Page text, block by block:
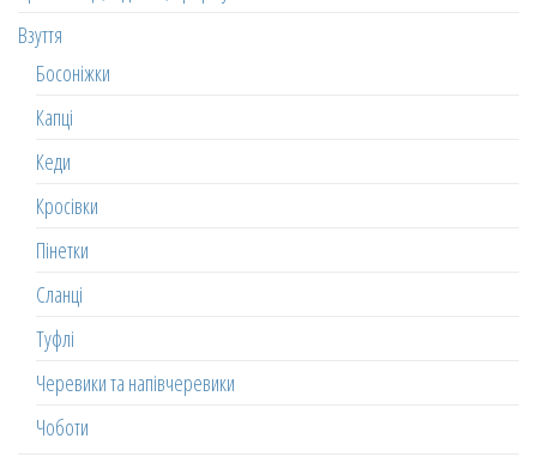
Взуття
Босоніжки
Капці
Кеди
Кросівки
Пінетки
Сланці
Туфлі
Черевики та напівчеревики
Чоботи